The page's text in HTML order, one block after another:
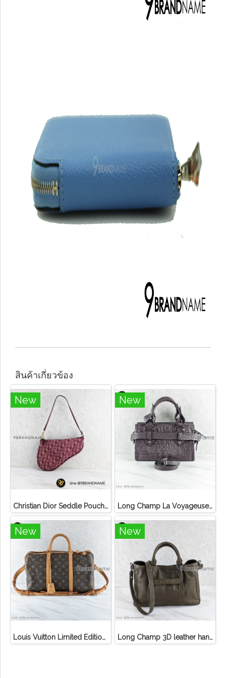
สินค้าเกี่ยวข้อง
New
Christian Dior Seddle Pouch Accessory Hand Bag
New
Long Champ La Voyageuse Bag Leather
New
Louis Vuitton Limited Edition Monogram Canvas Sofia Coppola SC Bag
New
Long Champ 3D leather handbag